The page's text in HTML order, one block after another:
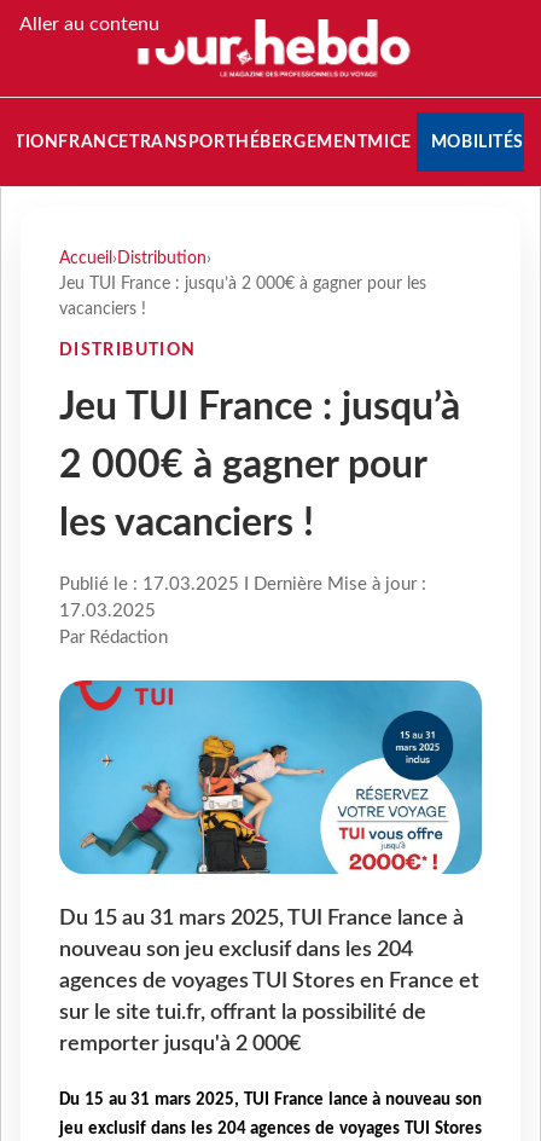
Aller au contenu
FRANCETRANSPORT HÉBERGEMENTMICE MOBILITÉS
Accueil › Distribution›
Jeu TUI France : jusqu’à 2 000€ à gagner pour les
vacanciers !
DISTRIBUTION
Jeu TUI France : jusqu’à
2 000€ à gagner pour
les vacanciers !
Publié le : 17.03.2025 I Dernière Mise à jour :
17.03.2025
Par Rédaction
Du 15 au 31 mars 2025, TUI France lance à
nouveau son jeu exclusif dans les 204
agences de voyages TUI Stores en France et
sur le site tui.fr, offrant la possibilité de
remporter jusqu'à 2 000€
Du 15 au 31 mars 2025, TUI France lance à nouveau son
jeu exclusif dans les 204 agences de voyages TUI Stores